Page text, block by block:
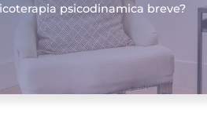
psicodinamica breve?